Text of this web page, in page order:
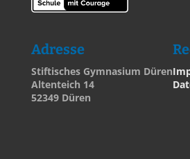
Adresse
Stiftisches Gymnasium Düren
Altenteich 14
52349 Düren